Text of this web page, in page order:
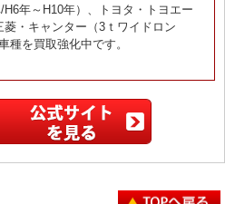
年～H10年）、トヨタ・トヨエー
・キャンター（3ｔワイドロン
種を買取強化中です。